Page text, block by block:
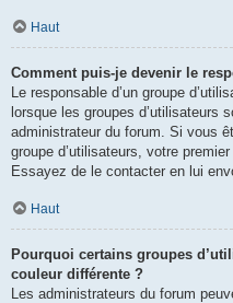
Haut
Comment puis-je devenir le
Le responsable d’un groupe
lorsque les groupes d’utilisateurs
administrateur du forum. Si vous
groupe d’utilisateurs, votre
Essayez de le contacter en lui
Haut
Pourquoi certains groupes
couleur différente ?
Les administrateurs du forum